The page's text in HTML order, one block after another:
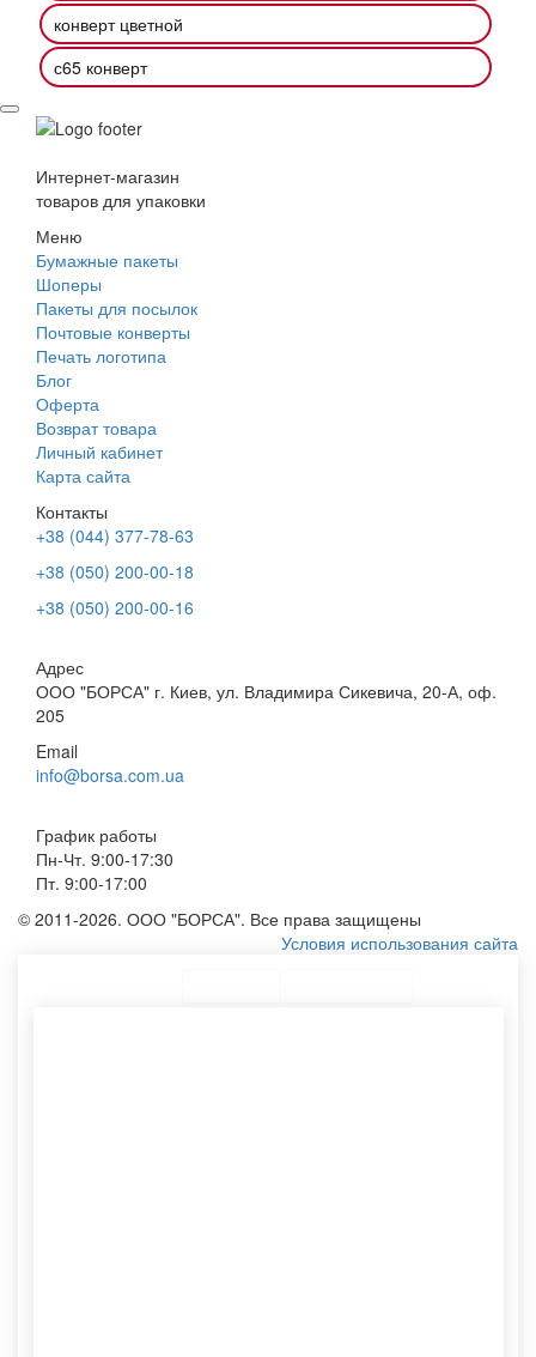
конверт цветной
с65 конверт
Интернет-магазин
товаров для упаковки
Меню
Бумажные пакеты
Шоперы
Пакеты для посылок
Почтовые конверты
Печать логотипа
Блог
Оферта
Возврат товара
Личный кабинет
Карта сайта
Контакты
+38 (044) 377-78-63
+38 (050) 200-00-18
+38 (050) 200-00-16
Адрес
ООО "БОРСА" г. Киев, ул. Владимира Сикевича, 20-А, оф.
205
Email
info@borsa.com.ua
График работы
Пн-Чт. 9:00-17:30
Пт. 9:00-17:00
© 2011-2026. ООО "БОРСА". Все права защищены
Условия использования сайта